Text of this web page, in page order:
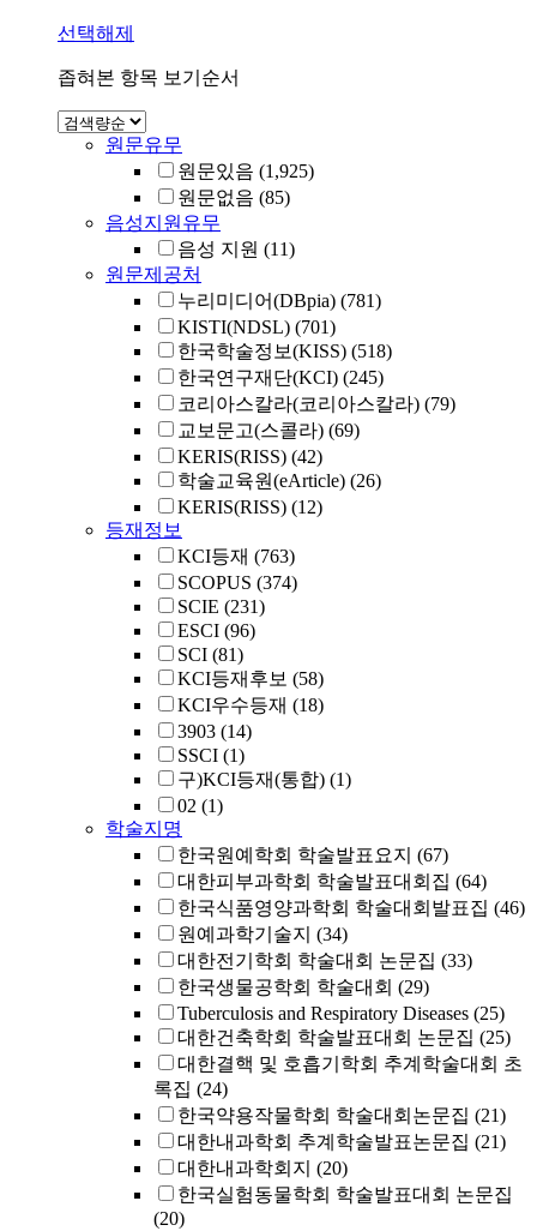
선택해제
좁혀본 항목 보기순서
원문유무
원문있음 (1,925)
원문없음 (85)
음성지원유무
음성 지원 (11)
원문제공처
누리미디어(DBpia) (781)
KISTI(NDSL) (701)
한국학술정보(KISS) (518)
한국연구재단(KCI) (245)
코리아스칼라(코리아스칼라) (79)
교보문고(스콜라) (69)
KERIS(RISS) (42)
학술교육원(eArticle) (26)
KERIS(RISS) (12)
등재정보
KCI등재 (763)
SCOPUS (374)
SCIE (231)
ESCI (96)
SCI (81)
KCI등재후보 (58)
KCI우수등재 (18)
3903 (14)
SSCI (1)
구)KCI등재(통합) (1)
02 (1)
학술지명
한국원예학회 학술발표요지 (67)
대한피부과학회 학술발표대회집 (64)
한국식품영양과학회 학술대회발표집 (46)
원예과학기술지 (34)
대한전기학회 학술대회 논문집 (33)
한국생물공학회 학술대회 (29)
Tuberculosis and Respiratory Diseases (25)
대한건축학회 학술발표대회 논문집 (25)
대한결핵 및 호흡기학회 추계학술대회 초
록집 (24)
한국약용작물학회 학술대회논문집 (21)
대한내과학회 추계학술발표논문집 (21)
대한내과학회지 (20)
한국실험동물학회 학술발표대회 논문집
(20)